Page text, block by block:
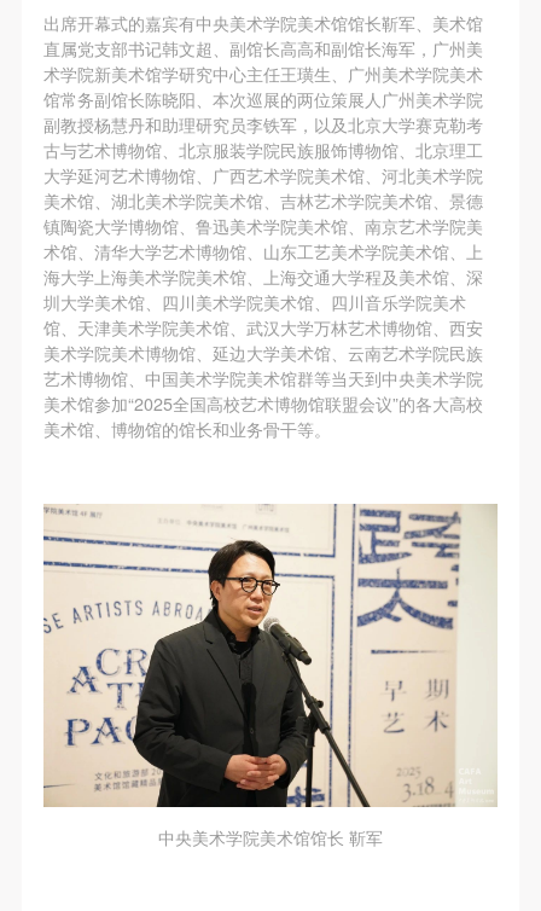
出席开幕式的嘉宾有中央美术学院美术馆馆长靳军、美术馆
直属党支部书记韩文超、副馆长高高和副馆长海军，广州美
术学院新美术馆学研究中心主任王璜生、广州美术学院美术
馆常务副馆长陈晓阳、本次巡展的两位策展人广州美术学院
副教授杨慧丹和助理研究员李铁军，以及北京大学赛克勒考
古与艺术博物馆、北京服装学院民族服饰博物馆、北京理工
大学延河艺术博物馆、广西艺术学院美术馆、河北美术学院
美术馆、湖北美术学院美术馆、吉林艺术学院美术馆、景德
镇陶瓷大学博物馆、鲁迅美术学院美术馆、南京艺术学院美
术馆、清华大学艺术博物馆、山东工艺美术学院美术馆、上
海大学上海美术学院美术馆、上海交通大学程及美术馆、深
圳大学美术馆、四川美术学院美术馆、四川音乐学院美术
馆、天津美术学院美术馆、武汉大学万林艺术博物馆、西安
美术学院美术博物馆、延边大学美术馆、云南艺术学院民族
艺术博物馆、中国美术学院美术馆群等当天到中央美术学院
美术馆参加“2025全国高校艺术博物馆联盟会议”的各大高校
美术馆、博物馆的馆长和业务骨干等。
中央美术学院美术馆馆长 靳军
任和经济责任。
第六条
参与活动者在参与活动时应当在美术馆工作人员及活
动导师、教师指导下进行，并正确的使用活动中所涉
及到的绘画工具、创作材料及配套设备、设施，若参
与者因个人原因在使用相应绘画工具、创作材料及配
套设备、设施造成个人受伤、伤害他人及造成相应工
具、材料、设备或设施的故障或损坏。参与活动者应
当承当相应的全部责任，并主动赔偿相应的经济损
失。活动中任何非事故当事人及美术馆将不承担人身
事故的任何责任。
中央美术学院美术馆肖像权许可使用协议
根据《中华人民共和国广告法》、《中华人民共和国
有关规定，为明确肖像许可方（甲方）和使用方（乙
方）的权利义务关系，经双方友好协商，甲乙双方就
带有甲方肖像的作品的使用达成如下一致协议：
一、 一般约定
（1）、甲方为本协议中的肖像权人，自愿将自己的
肖像权许可乙方作符合本协议约定和法律规定的用
（2）、乙方中央美术学院美术馆是一所具有标志
性、专业性、国际化的现代公共美术馆。中央美术学
院美术馆与时代同行，努力塑造一个开放、自由、学
任和经济责任。
第六条
参与活动者在参与活动时应当在美术馆工作人员及活
动导师、教师指导下进行，并正确的使用活动中所涉
及到的绘画工具、创作材料及配套设备、设施，若参
与者因个人原因在使用相应绘画工具、创作材料及配
套设备、设施造成个人受伤、伤害他人及造成相应工
具、材料、设备或设施的故障或损坏。参与活动者应
当承当相应的全部责任，并主动赔偿相应的经济损
失。活动中任何非事故当事人及美术馆将不承担人身
事故的任何责任。
中央美术学院美术馆肖像权许可使用协议
根据《中华人民共和国广告法》、《中华人民共和国
有关规定，为明确肖像许可方（甲方）和使用方（乙
方）的权利义务关系，经双方友好协商，甲乙双方就
带有甲方肖像的作品的使用达成如下一致协议：
一、 一般约定
（1）、甲方为本协议中的肖像权人，自愿将自己的
肖像权许可乙方作符合本协议约定和法律规定的用
（2）、乙方中央美术学院美术馆是一所具有标志
性、专业性、国际化的现代公共美术馆。中央美术学
院美术馆与时代同行，努力塑造一个开放、自由、学
任和经济责任。
第六条
参与活动者在参与活动时应当在美术馆工作人员及活
动导师、教师指导下进行，并正确的使用活动中所涉
及到的绘画工具、创作材料及配套设备、设施，若参
与者因个人原因在使用相应绘画工具、创作材料及配
套设备、设施造成个人受伤、伤害他人及造成相应工
具、材料、设备或设施的故障或损坏。参与活动者应
当承当相应的全部责任，并主动赔偿相应的经济损
失。活动中任何非事故当事人及美术馆将不承担人身
事故的任何责任。
中央美术学院美术馆肖像权许可使用协议
根据《中华人民共和国广告法》、《中华人民共和国
有关规定，为明确肖像许可方（甲方）和使用方（乙
方）的权利义务关系，经双方友好协商，甲乙双方就
带有甲方肖像的作品的使用达成如下一致协议：
一、 一般约定
（1）、甲方为本协议中的肖像权人，自愿将自己的
肖像权许可乙方作符合本协议约定和法律规定的用
（2）、乙方中央美术学院美术馆是一所具有标志
性、专业性、国际化的现代公共美术馆。中央美术学
院美术馆与时代同行，努力塑造一个开放、自由、学